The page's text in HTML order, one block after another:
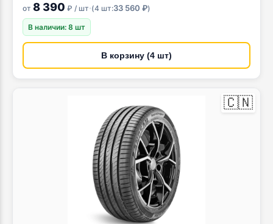
от 8 390 ₽ / шт·(4 шт:33 560 ₽)
В наличии: 8 шт
В корзину (4 шт)
🇨🇳